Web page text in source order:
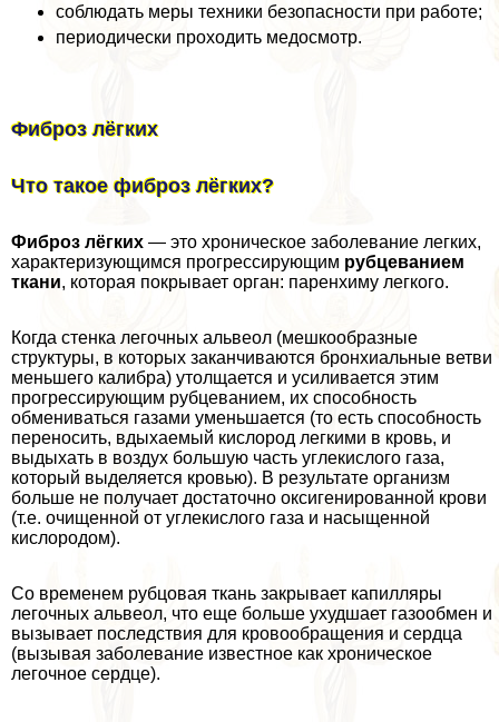
соблюдать меры техники безопасности при работе;
периодически проходить медосмотр.
Фиброз лёгких
Что такое фиброз лёгких?
Фиброз лёгких — это хроническое заболевание легких,
хаpaктеризующимся прогрессирующим рубцеванием
ткани, которая покрывает орган: паренхиму легкого.
Когда стенка легочных альвеол (мешкообразные
структуры, в которых заканчиваются бронхиальные ветви
меньшего калибра) утолщается и усиливается этим
прогрессирующим рубцеванием, их способность
обмениваться газами уменьшается (то есть способность
переносить, вдыхаемый кислород легкими в кровь, и
выдыхать в воздух большую часть углекислого газа,
который выделяется кровью). В результате организм
больше не получает достаточно оксигенированной крови
(т.е. очищенной от углекислого газа и насыщенной
кислородом).
Со временем рубцовая ткань закрывает капилляры
легочных альвеол, что еще больше ухудшает газообмен и
вызывает последствия для кровообращения и сердца
(вызывая заболевание известное как хроническое
легочное сердце).